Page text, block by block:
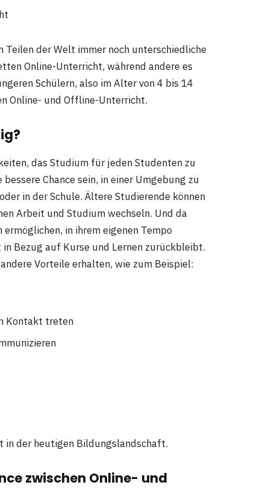
der Welt immer noch unterschiedliche
Online-Unterricht, während andere es
Schülern, also im Alter von 4 bis 14
Online- und Offline-Unterricht.
das Studium für jeden Studenten zu
Chance sein, in einer Umgebung zu
in der Schule. Ältere Studierende können
Arbeit und Studium wechseln. Und da
in ihrem eigenen Tempo
Bezug auf Kurse und Lernen zurückbleibt.
Vorteile erhalten, wie zum Beispiel:
Kontakt treten
in der heutigen Bildungslandschaft.
zwischen Online- und